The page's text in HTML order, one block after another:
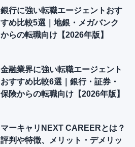
銀行に強い転職エージェントおす
すめ比較5選｜地銀・メガバンク
からの転職向け【2026年版】
金融業界に強い転職エージェント
おすすめ比較6選｜銀行・証券・
保険からの転職向け【2026年版】
マーキャリNEXT CAREERとは？
評判や特徴、メリット・デメリッ